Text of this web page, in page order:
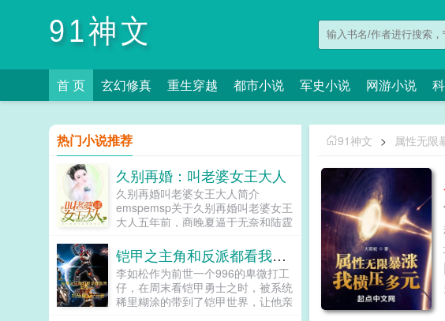
91神文
首 页 玄幻修真 重生穿越 都市小说 军史小说 网游小说
91神文 > 属性无限
热门小说推荐
久别再婚：叫老婆女王大人
久别再婚叫老婆女王大人简介
emspemsp关于久别再婚叫老婆女王
大人五年前，商晚夏逼于无奈和陆霆
该形同陌路，却没想到陆霆之又不计
前嫌的缠上来。他为她取消订婚，宠
她，爱她，照顾她。可商晚夏就是不
领情，对...
铠甲之主角和反派都看我来气
李如松作为前世一个996的卑微打工
仔，在周末看铠甲勇士之时，被系统
稀里糊涂的带到了铠甲世界，让他亲